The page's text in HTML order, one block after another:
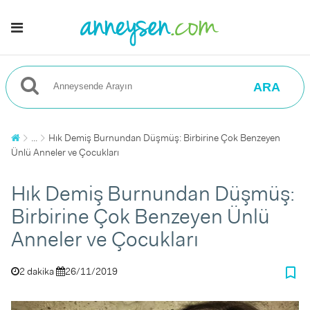
ARA
...
Hık Demiş Burnundan Düşmüş: Birbirine Çok Benzeyen
Ünlü Anneler ve Çocukları
Hık Demiş Burnundan Düşmüş:
Birbirine Çok Benzeyen Ünlü
Anneler ve Çocukları
2 dakika 26/11/2019 bookmark_border